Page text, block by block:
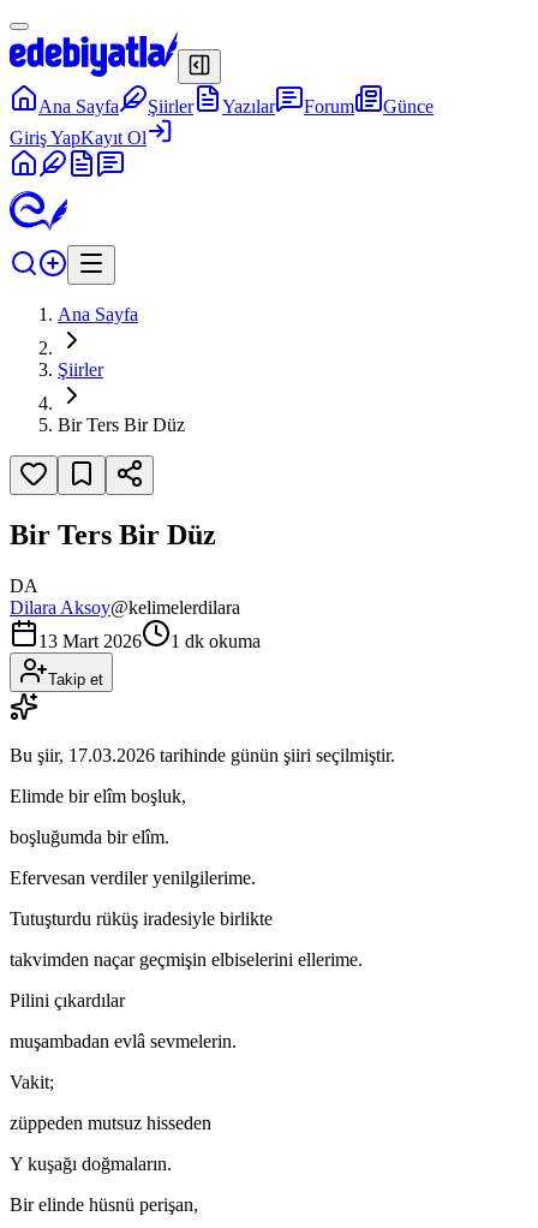
Ana Sayfa Şiirler Yazılar Forum
Günce
Giriş YapKayıt Ol
Ana Sayfa
Şiirler
Bir Ters Bir Düz
Bir Ters Bir Düz
DA
Dilara Aksoy@kelimelerdilara
13 Mart 2026
1 dk okuma
Takip et
Bu şiir, 17.03.2026 tarihinde günün şiiri seçilmiştir.
Elimde bir elîm boşluk,
boşluğumda bir elîm.
Efervesan verdiler yenilgilerime.
Tutuşturdu rüküş iradesiyle birlikte
takvimden naçar geçmişin elbiselerini ellerime.
Pilini çıkardılar
muşambadan evlâ sevmelerin.
Vakit;
züppeden mutsuz hisseden
Y kuşağı doğmaların.
Bir elinde hüsnü perişan,